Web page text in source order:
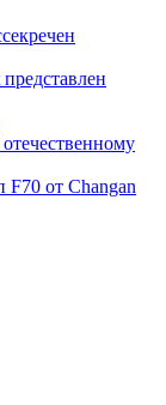
F70 от Changan